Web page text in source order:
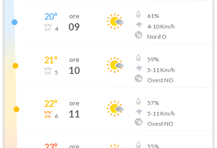
20°
4
ore
09
61%
4-10Km/h
Nord O
21°
5
ore
10
59%
5-11 Km/h
Ovest NO
22°
6
ore
11
57%
5-11 Km/h
Ovest NO
ore 55%